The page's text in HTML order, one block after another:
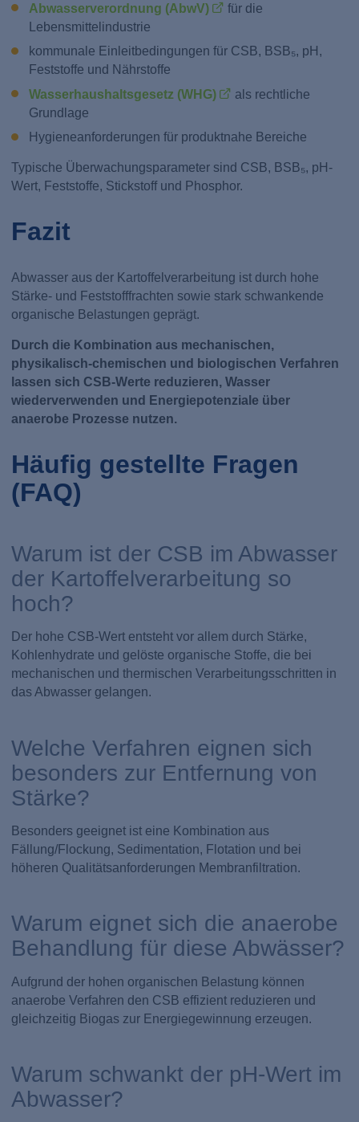
Abwasserverordnung (AbwV)
für die
Lebensmittelindustrie
kommunale Einleitbedingungen für CSB, BSB₅, pH,
Feststoffe und Nährstoffe
Wasserhaushaltsgesetz (WHG)
als rechtliche
Grundlage
Hygieneanforderungen für produktnahe Bereiche
Typische Überwachungsparameter sind CSB, BSB₅, pH-
Wert, Feststoffe, Stickstoff und Phosphor.
Fazit
Abwasser aus der Kartoffelverarbeitung ist durch hohe
Stärke- und Feststofffrachten sowie stark schwankende
organische Belastungen geprägt.
Durch die Kombination aus mechanischen,
physikalisch-chemischen und biologischen Verfahren
lassen sich CSB-Werte reduzieren, Wasser
wiederverwenden und Energiepotenziale über
anaerobe Prozesse nutzen.
Häufig gestellte Fragen
(FAQ)
Warum ist der CSB im Abwasser
der Kartoffelverarbeitung so
hoch?
Der hohe CSB-Wert entsteht vor allem durch Stärke,
Kohlenhydrate und gelöste organische Stoffe, die bei
mechanischen und thermischen Verarbeitungsschritten in
das Abwasser gelangen.
Welche Verfahren eignen sich
besonders zur Entfernung von
Stärke?
Besonders geeignet ist eine Kombination aus
Fällung/Flockung, Sedimentation, Flotation und bei
höheren Qualitätsanforderungen Membranfiltration.
Warum eignet sich die anaerobe
Behandlung für diese Abwässer?
Aufgrund der hohen organischen Belastung können
anaerobe Verfahren den CSB effizient reduzieren und
gleichzeitig Biogas zur Energiegewinnung erzeugen.
Warum schwankt der pH-Wert im
Abwasser?